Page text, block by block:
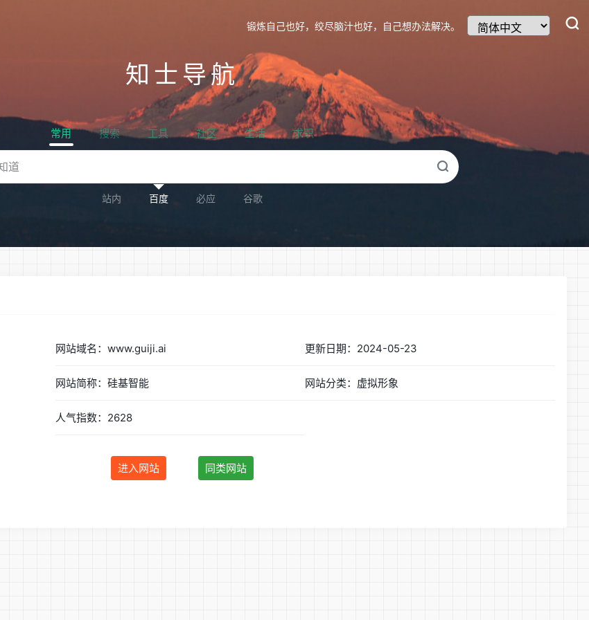
锻炼自己也好，绞尽脑汁也好，自己想办法解决。
知士导航
常用 搜索 工具 社区 生活 求职
站内 百度 必应 谷歌
网站域名：www.guiji.ai 更新日期：2024-05-23
网站简称：硅基智能 网站分类：虚拟形象
人气指数：2628
进入网站 同类网站